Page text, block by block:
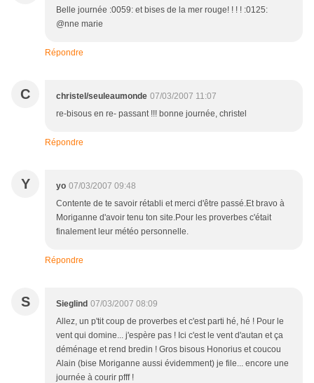
Belle journée :0059: et bises de la mer rouge! ! ! ! :0125:
@nne marie
Répondre
C christel/seuleaumonde 07/03/2007 11:07
re-bisous en re- passant !!! bonne journée, christel
Répondre
Y yo 07/03/2007 09:48
Contente de te savoir rétabli et merci d'être passé.Et bravo à
Moriganne d'avoir tenu ton site.Pour les proverbes c'était
finalement leur météo personnelle.
Répondre
S Sieglind 07/03/2007 08:09
Allez, un p'tit coup de proverbes et c'est parti hé, hé ! Pour le
vent qui domine... j'espère pas ! Ici c'est le vent d'autan et ça
déménage et rend bredin ! Gros bisous Honorius et coucou
Alain (bise Moriganne aussi évidemment) je file... encore une
journée à courir pfff !